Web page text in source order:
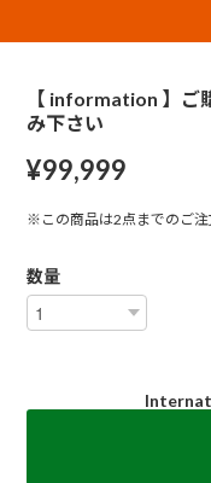
【 information 】ご
み下さい
¥99,999
※この商品は2点までのご注
数量